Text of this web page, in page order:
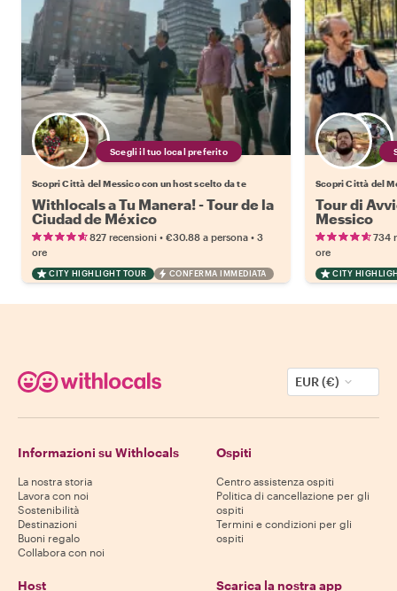
Scegli il tuo local preferito
Scopri Città del Messico con un host scelto da te
Withlocals a Tu Manera! - Tour de la
Ciudad de México
827 recensioni • €30.88 a persona • 3
ore
CITY HIGHLIGHT TOUR CONFERMA IMMEDIATA
Scopri Città del
Tour di
Messico
734
ore
CITY
EUR (€)
Informazioni su Withlocals
La nostra storia
Lavora con noi
Sostenibilità
Destinazioni
Buoni regalo
Collabora con noi
Ospiti
Centro assistenza ospiti
Politica di cancellazione per gli
ospiti
Termini e condizioni per gli
ospiti
Host Scarica la nostra app